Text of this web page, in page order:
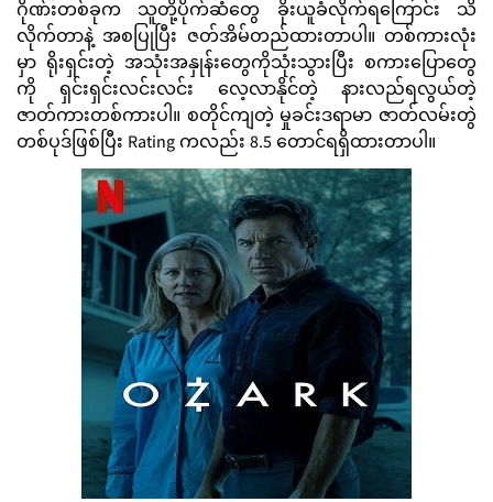
ဂိုဏ်းတစ်ခုက သူတို့ပိုက်ဆံတွေ ခိုးယူခံလိုက်ရကြောင်း သိ
လိုက်တာနဲ့ အစပြုပြီး ဇတ်အိမ်တည်ထားတာပါ။ တစ်ကားလုံး
မှာ ရိုးရှင်းတဲ့ အသုံးအနှုန်းတွေကိုသုံးသွားပြီး စကားပြောတွေ
ကို ရှင်းရှင်းလင်းလင်း လေ့လာနိုင်တဲ့ နားလည်ရလွယ်တဲ့
ဇာတ်ကားတစ်ကားပါ။ စတိုင်ကျတဲ့ မှုခင်းဒရာမာ ဇာတ်လမ်းတွဲ
တစ်ပုဒ်ဖြစ်ပြီး Rating ကလည်း 8.5 တောင်ရရှိထားတာပါ။